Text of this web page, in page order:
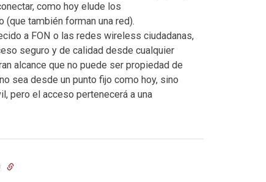
como hoy elude los
también forman una red).
a FON o las redes wireless ciudadanas,
seguro y de calidad desde cualquier
alcance que no puede ser propiedad de
sea desde un punto fijo como hoy, sino
pero el acceso pertenecerá a una